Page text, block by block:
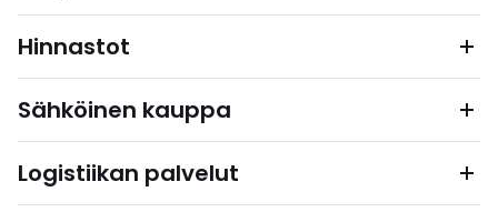
Hinnastot
Sähköinen kauppa
Logistiikan palvelut